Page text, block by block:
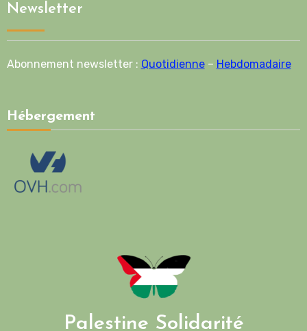
Newsletter
Abonnement newsletter : Quotidienne– Hebdomadaire
Hébergement
Palestine Solidarité